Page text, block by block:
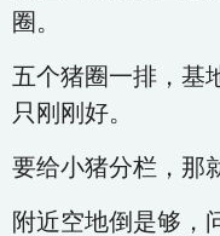
圈。
五个猪圈一排，基
只刚刚好。
要给小猪分栏，那
附近空地倒是够，